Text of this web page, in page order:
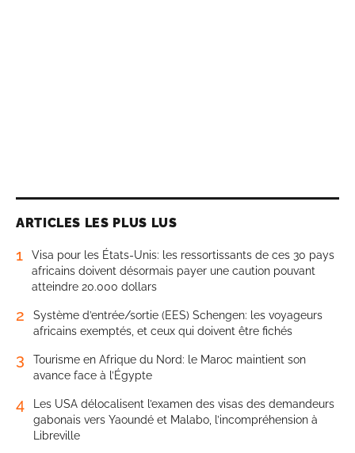
ARTICLES LES PLUS LUS
1
Visa pour les États-Unis: les ressortissants de ces 30 pays
africains doivent désormais payer une caution pouvant
atteindre 20.000 dollars
2
Système d’entrée/sortie (EES) Schengen: les voyageurs
africains exemptés, et ceux qui doivent être fichés
3
Tourisme en Afrique du Nord: le Maroc maintient son
avance face à l’Égypte
4
Les USA délocalisent l’examen des visas des demandeurs
gabonais vers Yaoundé et Malabo, l’incompréhension à
Libreville